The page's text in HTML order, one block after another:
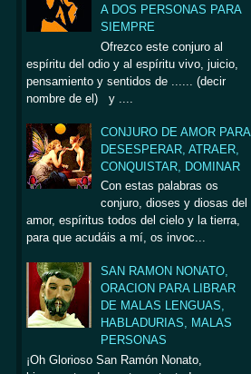
A DOS PERSONAS PARA
SIEMPRE
Ofrezco este conjuro al
espíritu del odio y al espíritu vivo, juicio,
pensamiento y sentidos de ...... (decir
nombre de el) y ....
CONJURO DE AMOR PARA
DESESPERAR, ATRAER,
CONQUISTAR, DOMINAR
Con estas palabras os
conjuro, dioses y diosas del
amor, espíritus todos del cielo y la tierra,
para que acudáis a mí, os invoc...
SAN RAMON NONATO,
ORACION PARA LIBRAR
DE MALAS LENGUAS,
HABLADURIAS, MALAS
PERSONAS
¡Oh Glorioso San Ramón Nonato,